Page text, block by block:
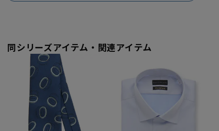
同シリーズアイテム・関連アイテム